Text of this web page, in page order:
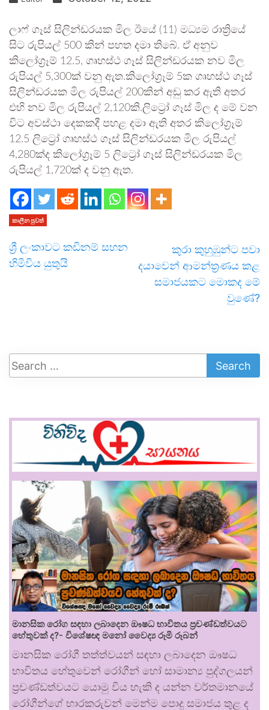
ලාෆ් ගෑස් සිලින්ඩරයක මිල ඊයේ (11) මධ්‍යම රාත්‍රියේ
සිට රුපියල් 500 කින් පහත දමා තිබේ. ඒ අනුව
කිලෝග්‍රෑම් 12.5, ගෘහස්ථ ගෑස් සිලින්ඩරයක නව මිල
රුපියල් 5,300ක් වනු ඇත.කිලෝග්‍රෑම් 5ක ගෘහස්ථ ගෑස්
සිලින්ඩරයක මිල රුපියල් 200කින් අඩු කර ඇති අතර
එහි නව මිල රුපියල් 2,120කි.ලිට්‍රෝ ගෑස් මිල ද මේ වන
විට අවස්ථා දෙකකදී පහළ දමා ඇති අතර කිලෝග්‍රෑම්
12.5 ලිට්‍රෝ ගෘහස්ථ ගෑස් සිලින්ඩරයක මිල රුපියල්
4,280ක්ද කිලෝග්‍රෑම් 5 ලිට්‍රෝ ගෑස් සිලින්ඩරයක මිල
රුපියල් 1,720ක් ද වනු ඇත.
කාලීන පුවත්
ශ්‍රී ලංකාවට කඩිනම් සහන
හිමිවිය යුතුයි
කුරා කුහුඹුන්ට පවා
දයාවෙන් ආමන්ත්‍රණය කළ
සමාජයකට මොකද මේ
වුණේ?
මානසික රෝග සඳහා ලබාදෙන ඖෂධ භාවිතය ප්‍රචණ්ඩත්වයට
හේතුවක් ද?- විශේෂඥ මනෝ වෛද්‍ය රූමි රූබන්
මානසික රෝගී තත්ත්වයන් සඳහා ලබාදෙන ඖෂධ
භාවිතය හේතුවෙන් රෝගීන් හෝ සාමාන්‍ය පුද්ගලයන්
ප්‍රචණ්ඩත්වයට යොමු විය හැකි ද යන්න වර්තමානයේ
රෝගීන්ගේ භාරකරුවන් මෙන්ම පොදු සමාජය තුළ ද